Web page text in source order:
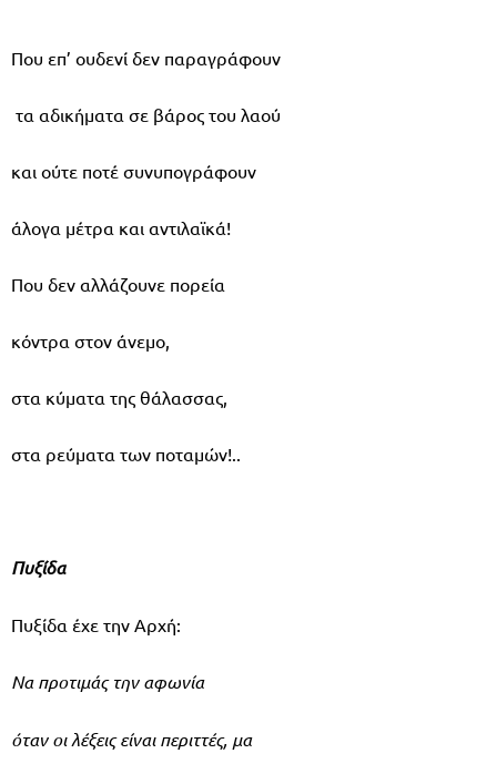
Που επ’ ουδενί δεν παραγράφουν
τα αδικήματα σε βάρος του λαού
και ούτε ποτέ συνυπογράφουν
άλογα μέτρα και αντιλαϊκά!
Που δεν αλλάζουνε πορεία
κόντρα στον άνεμο,
στα κύματα της θάλασσας,
στα ρεύματα των ποταμών!..
Πυξίδα
Πυξίδα έχε την Αρχή:
Να προτιμάς την αφωνία
όταν οι λέξεις είναι περιττές, μα